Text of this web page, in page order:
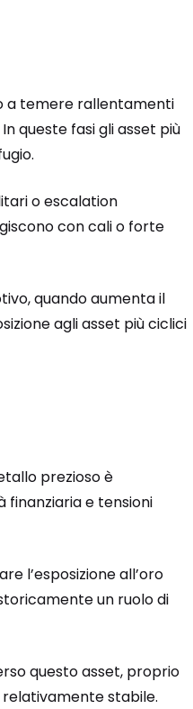
a temere rallentamenti
queste fasi gli asset più
o escalation
con cali o forte
quando aumenta il
agli asset più ciclici
prezioso è
finanziaria e tensioni
l’esposizione all’oro
un ruolo di
questo asset, proprio
stabile.